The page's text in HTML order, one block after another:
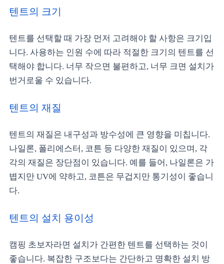
텐트의 크기
텐트를 선택할 때 가장 먼저 고려해야 할 사항은 크기입
니다. 사용하는 인원 수에 따라 적절한 크기의 텐트를 선
택해야 합니다. 너무 작으면 불편하고, 너무 크면 설치가
번거로울 수 있습니다.
텐트의 재질
텐트의 재질은 내구성과 방수성에 큰 영향을 미칩니다.
나일론, 폴리에스터, 코튼 등 다양한 재질이 있으며, 각
각의 재질은 장단점이 있습니다. 예를 들어, 나일론은 가
볍지만 UV에 약하고, 코튼은 무겁지만 통기성이 좋습니
다.
텐트의 설치 용이성
캠핑 초보자라면 설치가 간편한 텐트를 선택하는 것이
좋습니다. 복잡한 구조보다는 간단하고 명확한 설치 방